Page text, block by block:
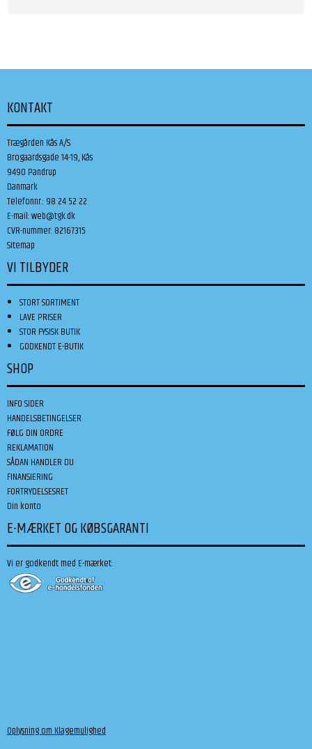
KONTAKT
Trægården Kås A/S
Brogaardsgade 14-19, Kås
9490 Pandrup
Danmark
Telefonnr.: 98 24 52 22
E-mail:web@tgk.dk
CVR-nummer: 82167315
Sitemap
VI TILBYDER
STORT SORTIMENT
LAVE PRISER
STOR FYSISK BUTIK
GODKENDT E-BUTIK
SHOP
INFO SIDER
HANDELSBETINGELSER
FØLG DIN ORDRE
REKLAMATION
SÅDAN HANDLER DU
FINANSIERING
FORTRYDELSESRET
Din konto
E-MÆRKET OG KØBSGARANTI
Vi er godkendt med E-mærket:
Oplysning om Klagemulighed